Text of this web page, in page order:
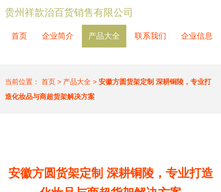
贵州祥歆治百货销售有限公司
首页 企业简介 产品大全 联系我们 企业信息
当前位置： 首页 > 产品大全 > 安徽方圆货架定制 深耕铜陵，专业打
造化妆品与商超货架解决方案
安徽方圆货架定制 深耕铜陵，专业打造